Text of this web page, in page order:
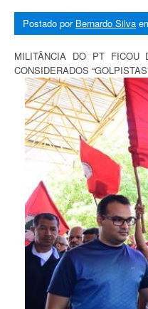
Postado por Bernardo Silva
MILITÂNCIA DO PT FICOU
CONSIDERADOS